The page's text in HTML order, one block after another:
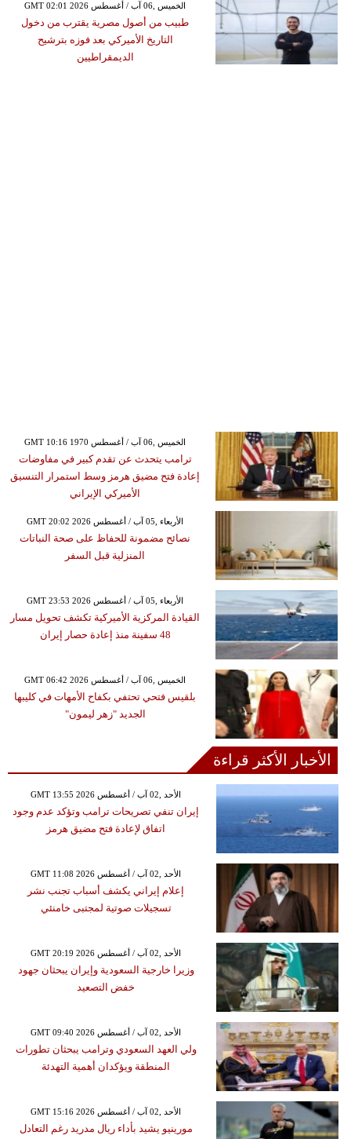
GMT 02:01 2026 الخميس ,06 آب / أغسطس
طبيب من أصول مصرية يقترب من دخول
التاريخ الأميركي بعد فوزه بترشيح
الديمقراطيين
GMT 10:16 1970 الخميس ,06 آب / أغسطس
ترامب يتحدث عن تقدم كبير في مفاوضات
إعادة فتح مضيق هرمز وسط استمرار التنسيق
الأميركي الإيراني
GMT 20:02 2026 الأربعاء ,05 آب / أغسطس
نصائح مضمونة للحفاظ على صحة النباتات
المنزلية قبل السفر
GMT 23:53 2026 الأربعاء ,05 آب / أغسطس
القيادة المركزية الأميركية تكشف تحويل مسار
48 سفينة منذ إعادة حصار إيران
GMT 06:42 2026 الخميس ,06 آب / أغسطس
بلقيس فتحي تحتفي بكفاح الأمهات في كليبها
الجديد "زهر ليمون"
الأخبار الأكثر قراءة
GMT 13:55 2026 الأحد ,02 آب / أغسطس
إيران تنفي تصريحات ترامب وتؤكد عدم وجود
اتفاق لإعادة فتح مضيق هرمز
GMT 11:08 2026 الأحد ,02 آب / أغسطس
إعلام إيراني يكشف أسباب تجنب نشر
تسجيلات صوتية لمجتبى خامنئي
GMT 20:19 2026 الأحد ,02 آب / أغسطس
وزيرا خارجية السعودية وإيران يبحثان جهود
خفض التصعيد
GMT 09:40 2026 الأحد ,02 آب / أغسطس
ولي العهد السعودي وترامب يبحثان تطورات
المنطقة ويؤكدان أهمية التهدئة
GMT 15:16 2026 الأحد ,02 آب / أغسطس
مورينيو يشيد بأداء ريال مدريد رغم التعادل